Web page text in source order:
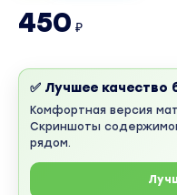
450 ₽
✅ Лучшее качество
Комфортная версия
Скриншоты
рядом.